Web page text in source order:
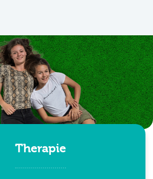
Therapie